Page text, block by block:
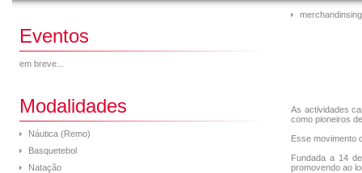
Eventos
em breve...
Modalidades
Náutica (Remo)
Basquetebol
Natação
merchandinsing
As actividades
como pioneiros
Esse movimento
Fundada a 14
promovendo ao